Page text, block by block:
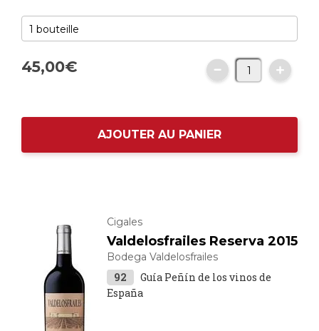
45,00€
AJOUTER AU PANIER
Cigales
Valdelosfrailes Reserva 2015
Bodega Valdelosfrailes
92
Guía Peñín de los vinos de
España